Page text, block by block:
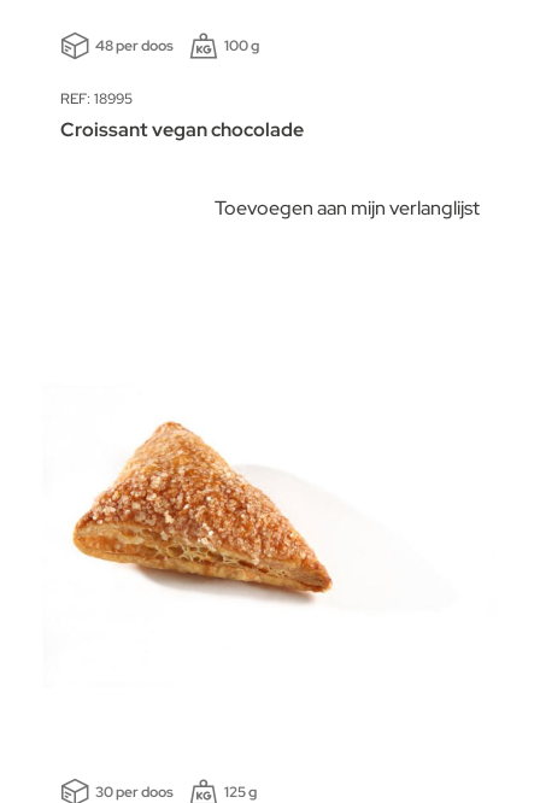
48 per doos 100 g
REF: 18995
Croissant vegan chocolade
Toevoegen aan mijn verlanglijst
30 per doos 125 g